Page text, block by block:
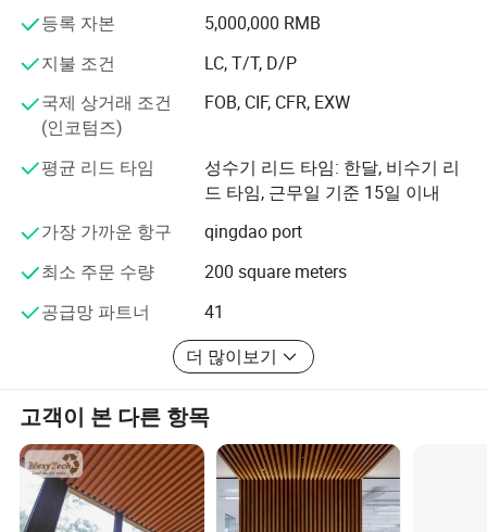
자기 개선
자습
코오윈 미션
사람 봉사하는 것을 위한 봉사하는 것
믿음과
가치, 연합을 중시합니다. 원칙
COOWIN 책임
고객에게 가장 잘 봉사한다
직원이 더 나은 더 나은 더 나은 공헌을 하고
더 나은 공헌을 할 수 있도록 돕다
코오윈 비전
우리는 아름다운 하늘을 가질 수 있기를 바란다
새들이 노래하고
등록 자본
5,000,000 RMB
지불 조건
LC, T/T, D/P
국제 상거래 조건
(인코텀즈)
FOB, CIF, CFR, EXW
평균 리드 타임
성수기 리드 타임: 한달, 비수기 리
드 타임, 근무일 기준 15일 이내
가장 가까운 항구
qingdao port
최소 주문 수량
200 square meters
공급망 파트너
41
더 많이보기
고객이 본 다른 항목